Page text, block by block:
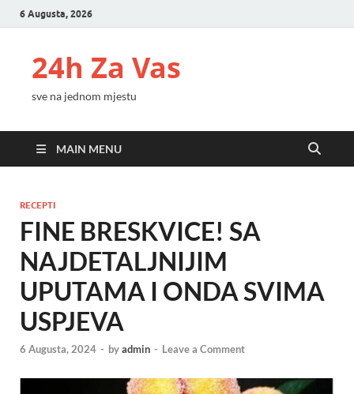
6 Augusta, 2026
24h Za Vas
sve na jednom mjestu
MAIN MENU
RECEPTI
FINE BRESKVICE! SA
NAJDETALJNIJIM
UPUTAMA I ONDA SVIMA
USPJEVA
6 Augusta, 2024 - byadmin - Leave a Comment